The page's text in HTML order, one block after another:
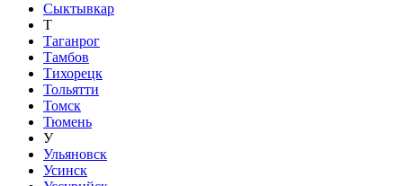
Сыктывкар
Т
Таганрог
Тамбов
Тихорецк
Тольятти
Томск
Тюмень
У
Ульяновск
Усинск